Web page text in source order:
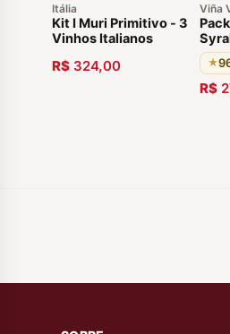
Itália
Kit I Muri Primitivo - 3
Vinhos Italianos
R$ 324,00
Viña
do
★
R$